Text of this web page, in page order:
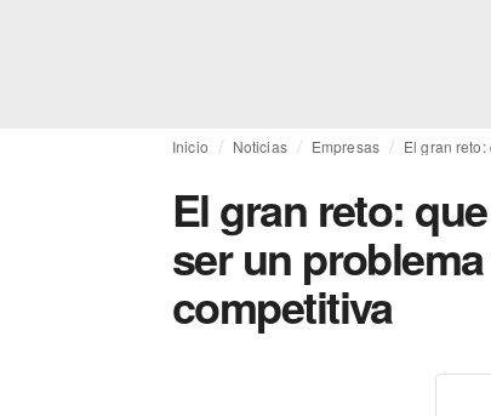
Inicio Noticias Empresas El gran
El gran reto:
ser un
competitiva